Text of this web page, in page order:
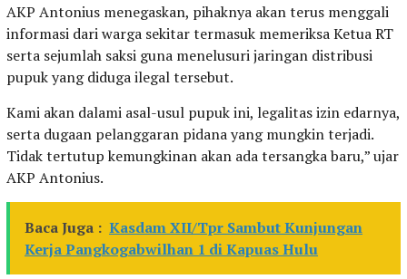
AKP Antonius menegaskan, pihaknya akan terus menggali
informasi dari warga sekitar termasuk memeriksa Ketua RT
serta sejumlah saksi guna menelusuri jaringan distribusi
pupuk yang diduga ilegal tersebut.
Kami akan dalami asal-usul pupuk ini, legalitas izin edarnya,
serta dugaan pelanggaran pidana yang mungkin terjadi.
Tidak tertutup kemungkinan akan ada tersangka baru,” ujar
AKP Antonius.
Baca Juga : Kasdam XII/Tpr Sambut Kunjungan
Kerja Pangkogabwilhan 1 di Kapuas Hulu